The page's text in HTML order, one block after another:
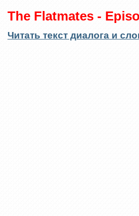
The Flatmates -
Читать текст диалога и